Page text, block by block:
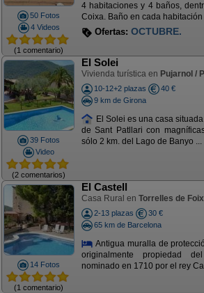
50 Fotos
4 Videos
(1 comentario)
4 habitaciones y 4 baños,
Coixa. Baño en cada habitación
Ofertas: ULTIMAS
39 Fotos
Video
(2 comentarios)
El Solei
Vivienda turística en Pujarnol /
10-12+2 plazas
40 €
9 km de Girona
El Solei es una casa
de Sant Patllari con
sólo 2 km. del Lago de Banyo ...
14 Fotos
(1 comentario)
El Castell
Casa Rural en Torrelles de Foix
2-13 plazas
30 €
65 km de Barcelona
Antigua muralla de
originalmente propiedad
nominado en 1710 por el rey